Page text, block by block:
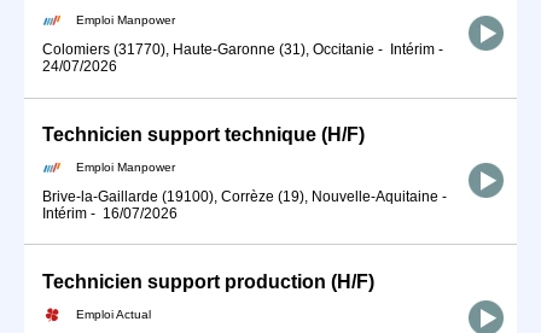
Emploi Manpower
Colomiers (31770), Haute-Garonne (31), Occitanie - Intérim -
24/07/2026
Technicien support technique (H/F)
Emploi Manpower
Brive-la-Gaillarde (19100), Corrèze (19), Nouvelle-Aquitaine -
Intérim - 16/07/2026
Technicien support production (H/F)
Emploi Actual